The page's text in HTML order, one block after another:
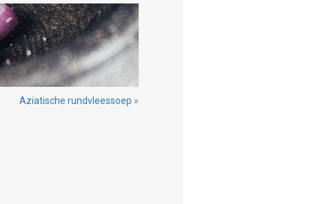
Aziatische rundvleessoep »